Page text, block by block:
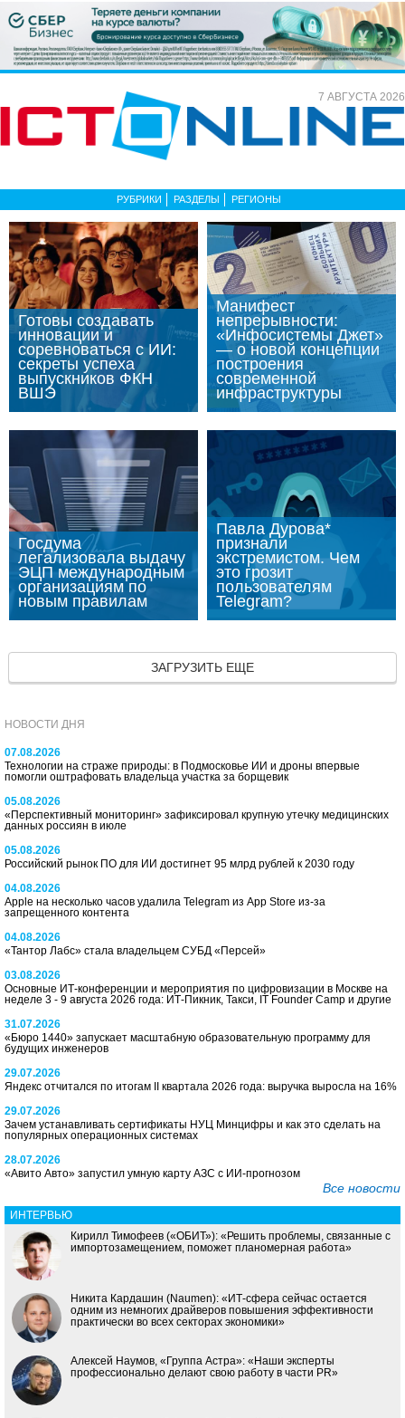
7 АВГУСТА 2026
РУБРИКИ РАЗДЕЛЫ РЕГИОНЫ
Готовы создавать
инновации и
соревноваться с ИИ:
секреты успеха
выпускников ФКН
ВШЭ
Манифест
непрерывности:
«Инфосистемы Джет»
— о новой концепции
построения
современной
инфраструктуры
Госдума
легализовала выдачу
ЭЦП международным
организациям по
новым правилам
Павла Дурова*
признали
экстремистом. Чем
это грозит
пользователям
Telegram?
ЗАГРУЗИТЬ ЕЩЕ
НОВОСТИ ДНЯ
07.08.2026
Технологии на страже природы: в Подмосковье ИИ и дроны впервые
помогли оштрафовать владельца участка за борщевик
05.08.2026
«Перспективный мониторинг» зафиксировал крупную утечку медицинских
данных россиян в июле
05.08.2026
Российский рынок ПО для ИИ достигнет 95 млрд рублей к 2030 году
04.08.2026
Apple на несколько часов удалила Telegram из App Store из-за
запрещенного контента
04.08.2026
«Тантор Лабс» стала владельцем СУБД «Персей»
03.08.2026
Основные ИТ-конференции и мероприятия по цифровизации в Москве на
неделе 3 - 9 августа 2026 года: ИТ-Пикник, Такси, IT Founder Camp и другие
31.07.2026
«Бюро 1440» запускает масштабную образовательную программу для
будущих инженеров
29.07.2026
Яндекс отчитался по итогам II квартала 2026 года: выручка выросла на 16%
29.07.2026
Зачем устанавливать сертификаты НУЦ Минцифры и как это сделать на
популярных операционных системах
28.07.2026
«Авито Авто» запустил умную карту АЗС с ИИ-прогнозом
Все новости
ИНТЕРВЬЮ
Кирилл Тимофеев («ОБИТ»): «Решить проблемы, связанные с
импортозамещением, поможет планомерная работа»
Никита Кардашин (Naumen): «ИТ-сфера сейчас остается
одним из немногих драйверов повышения эффективности
практически во всех секторах экономики»
Алексей Наумов, «Группа Астра»: «Наши эксперты
профессионально делают свою работу в части PR»